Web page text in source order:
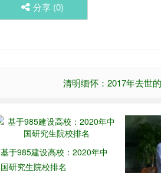
分享 (0)
清明缅怀：2017年去世
基于985建设高校：2020年中
国研究生院校排名